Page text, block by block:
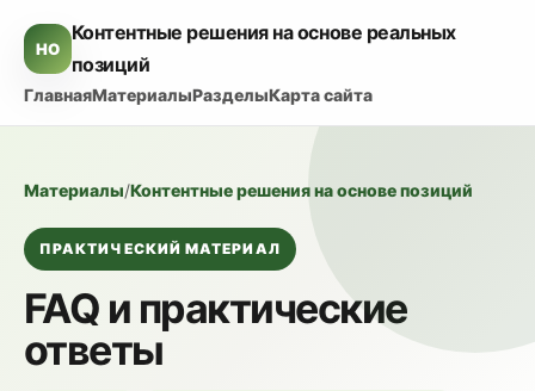
HO
Контентные решения на основе реальных
позиций
ГлавнаяМатериалыРазделыКарта сайта
Материалы/Контентные решения на основе позиций
ПРАКТИЧЕСКИЙ МАТЕРИАЛ
FAQ и практические
ответы